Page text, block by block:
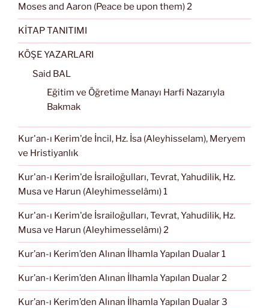
Moses and Aaron (Peace be upon them) 2
KİTAP TANITIMI
KÖŞE YAZARLARI
Said BAL
Eğitim ve Öğretime Manayı Harfi Nazarıyla
Bakmak
Kur'an-ı Kerim'de İncil, Hz. İsa (Aleyhisselam), Meryem
ve Hristiyanlık
Kur'an-ı Kerim'de İsrailoğulları, Tevrat, Yahudilik, Hz.
Musa ve Harun (Aleyhimesselâmı) 1
Kur'an-ı Kerim'de İsrailoğulları, Tevrat, Yahudilik, Hz.
Musa ve Harun (Aleyhimesselâmı) 2
Kur’an-ı Kerim’den Alınan İlhamla Yapılan Dualar 1
Kur’an-ı Kerim’den Alınan İlhamla Yapılan Dualar 2
Kur’an-ı Kerim’den Alınan İlhamla Yapılan Dualar 3